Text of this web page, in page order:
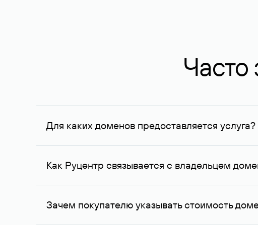
Для каких доменов предоставляется услуга?
Услуга доступна для доменов, зарегистрированных в
Как Руцентр связывается с владельцем
Для связи с владельцем домена используются его
Зачем покупателю указывать стоимость